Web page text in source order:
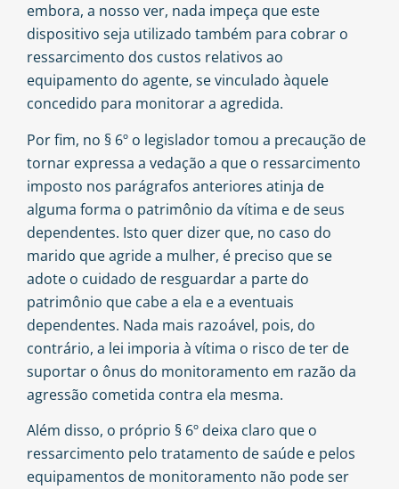
embora, a nosso ver, nada impeça que este
dispositivo seja utilizado também para cobrar o
ressarcimento dos custos relativos ao
equipamento do agente, se vinculado àquele
concedido para monitorar a agredida.
Por fim, no § 6º o legislador tomou a precaução de
tornar expressa a vedação a que o ressarcimento
imposto nos parágrafos anteriores atinja de
alguma forma o patrimônio da vítima e de seus
dependentes. Isto quer dizer que, no caso do
marido que agride a mulher, é preciso que se
adote o cuidado de resguardar a parte do
patrimônio que cabe a ela e a eventuais
dependentes. Nada mais razoável, pois, do
contrário, a lei imporia à vítima o risco de ter de
suportar o ônus do monitoramento em razão da
agressão cometida contra ela mesma.
Além disso, o próprio § 6º deixa claro que o
ressarcimento pelo tratamento de saúde e pelos
equipamentos de monitoramento não pode ser